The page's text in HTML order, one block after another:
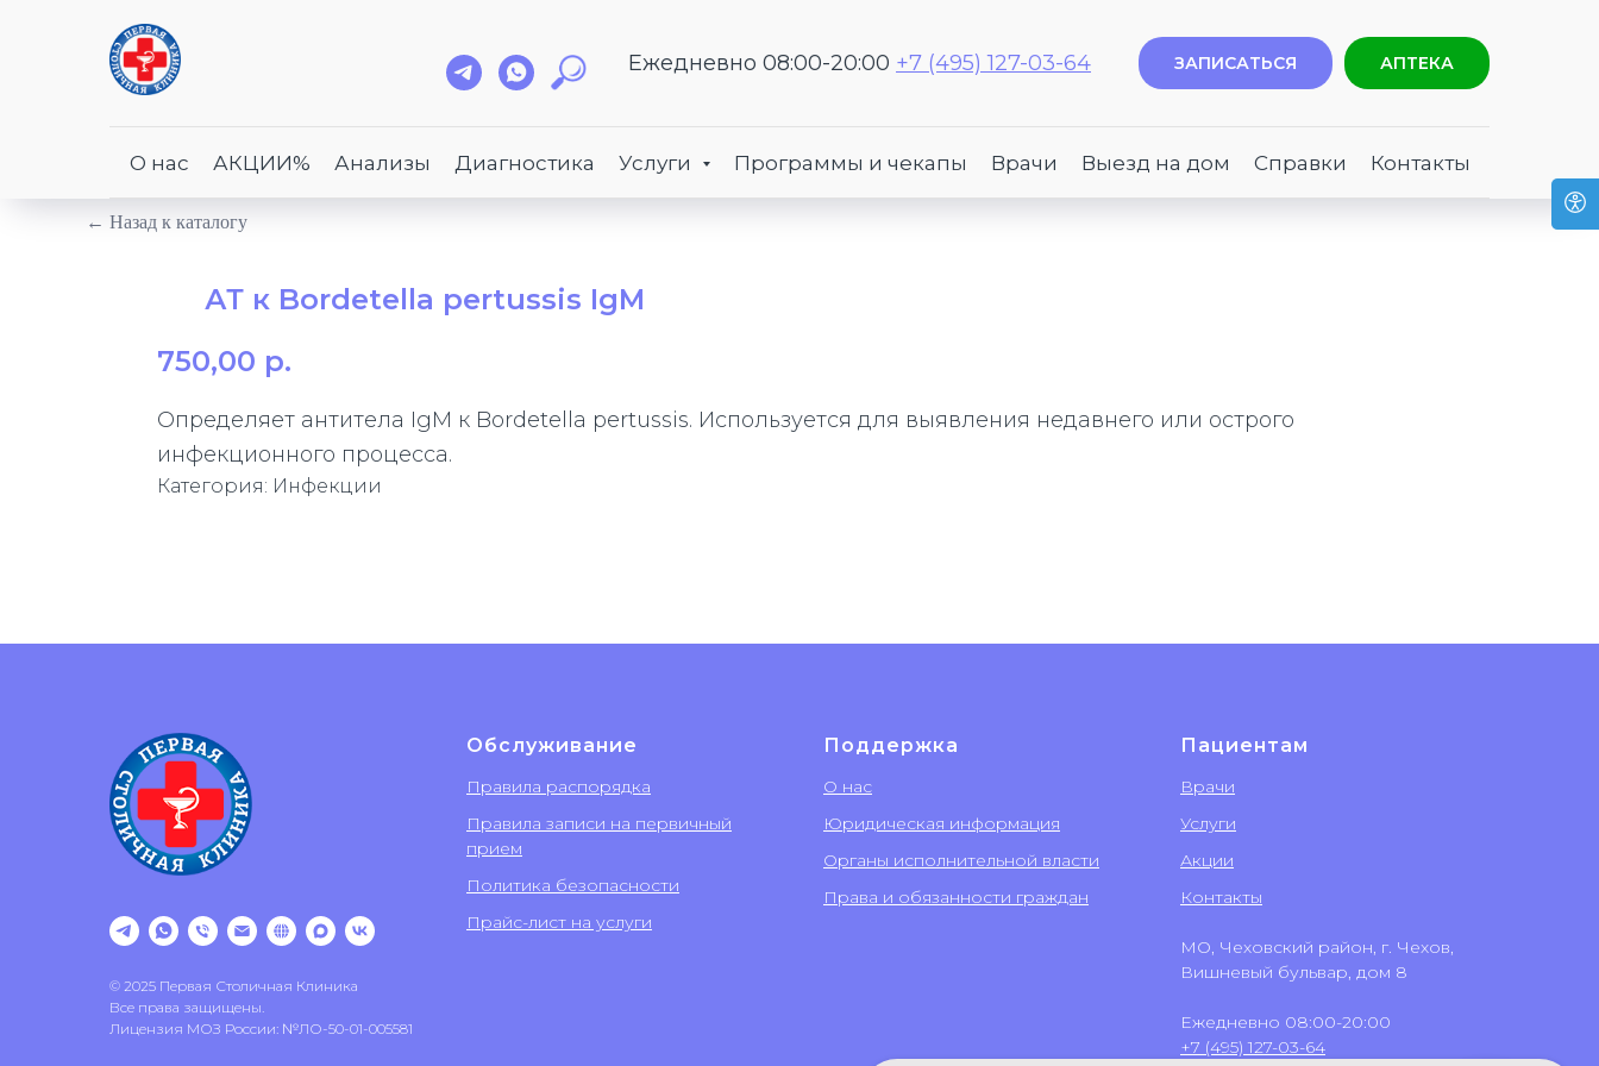
Ежедневно 08:00-20:00 +7 (495) 127-03-64 ЗАПИСАТЬСЯ АПТЕКА
О нас АКЦИИ% Анализы Диагностика Услуги Программы и чекапы Врачи Выезд на дом Справки Контакты
← Назад к каталогу
АТ к Bordetella pertussis IgM
750,00 р.
Определяет антитела IgM к Bordetella pertussis. Используется для выявления недавнего или острого
инфекционного процесса.
Категория: Инфекции
© 2025 Первая Столичная Клиника
Все права защищены.
Лицензия МОЗ России: №ЛО-50-01-005581
Обслуживание
Правила распорядка
Правила записи на первичный
прием
Политика безопасности
Прайс-лист на услуги
Поддержка
О нас
Юридическая информация
Органы исполнительной власти
Права и обязанности граждан
Пациентам
Врачи
Услуги
Акции
Контакты
МО, Чеховский район, г. Чехов,
Вишневый бульвар, дом 8
Ежедневно 08:00-20:00
+7 (495) 127-03-64